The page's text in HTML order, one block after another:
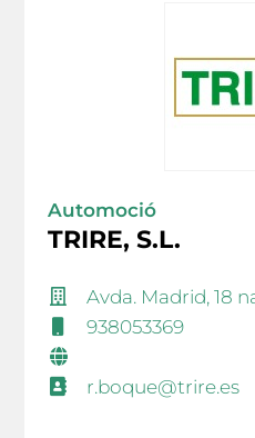
Automoció
TRIRE, S.L.
Avda. Madrid, 18
938053369
r.boque@trire.es